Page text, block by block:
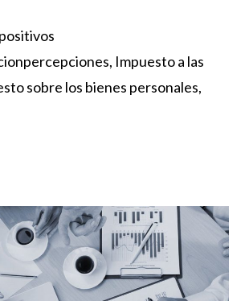
, Impuesto a las
sobre los bienes personales,